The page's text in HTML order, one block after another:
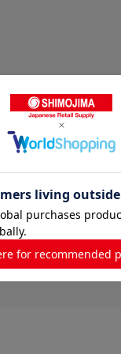
レビューはありません。